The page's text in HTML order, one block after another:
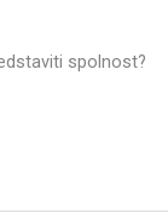
spolnost?